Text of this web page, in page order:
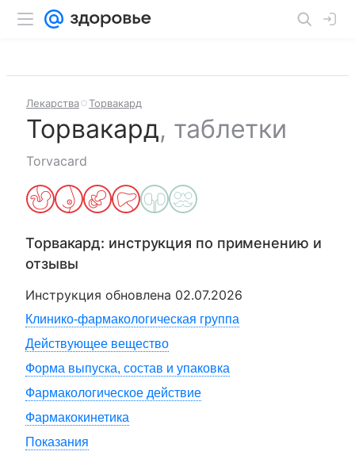
Лекарства Торвакард
Торвакард, таблетки
Torvacard
Торвакард: инструкция по применению и
отзывы
Инструкция обновлена 02.07.2026
Клинико-фармакологическая группа
Действующее вещество
Форма выпуска, состав и упаковка
Фармакологическое действие
Фармакокинетика
Показания